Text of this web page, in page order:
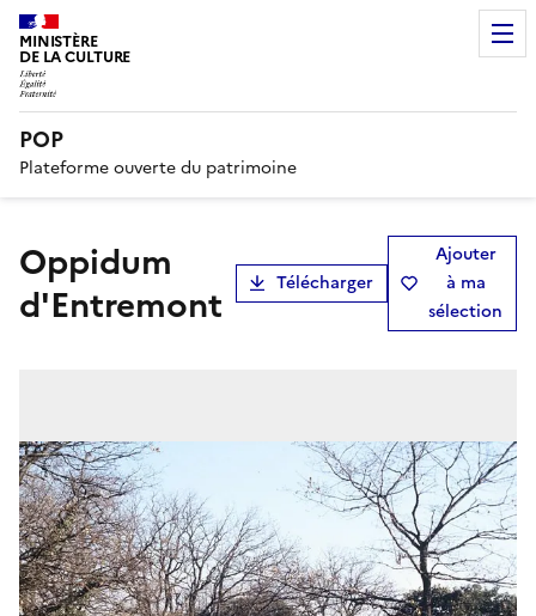
MINISTÈRE
DE LA CULTURE
POP
Plateforme ouverte du patrimoine
oppidum
d'Entremont
Télécharger
Ajouter
à ma
sélection